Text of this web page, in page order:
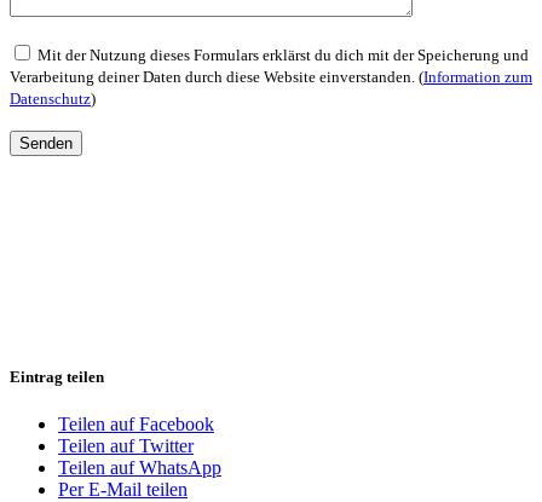
Mit der Nutzung dieses Formulars erklärst du dich mit der Speicherung und
Verarbeitung deiner Daten durch diese Website einverstanden. (Information zum
Datenschutz)
Eintrag teilen
Teilen auf Facebook
Teilen auf Twitter
Teilen auf WhatsApp
Per E-Mail teilen